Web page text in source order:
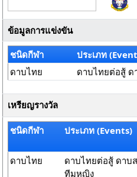
ข้อมูลการแข่งขัน
ชนิดกีฬา
ประเภท
ดาบไทย
ดาบไทยต่อสู้
เหรียญรางวัล
ชนิดกีฬา ประเภท (Events)
ดาบไทย
ดาบไทยต่อสู้ ดาบ
ทีมหญิง